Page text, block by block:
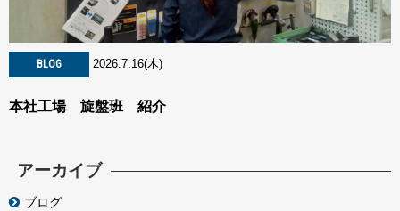
BLOG 2026.7.16(木)
本社工場 旋盤班 紹介
アーカイブ
ブログ